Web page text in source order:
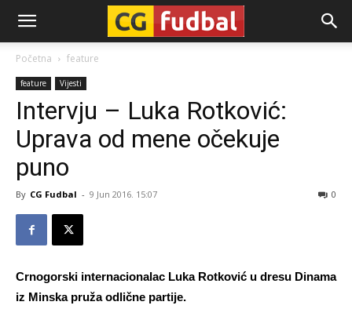
CG-
Fudbal
Početna feature
feature Vijesti
Intervju – Luka Rotković:
Uprava od mene očekuje
puno
By CG Fudbal - 9 Jun 2016. 15:07 0
Crnogorski internacionalac Luka Rotković u dresu Dinama
iz Minska pruža odlične partije.